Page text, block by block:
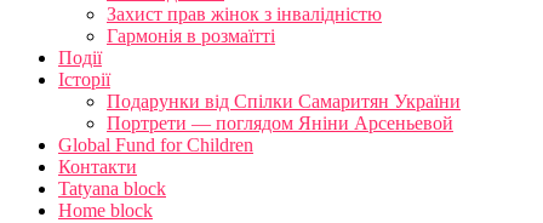
Захист прав жінок з інвалідністю
Гармонія в розмаїтті
Події
Історії
Подарунки від Спілки Самаритян України
Портрети — поглядом Яніни Арсеньевой
Global Fund for Children
Контакти
Tatyana block
Home block